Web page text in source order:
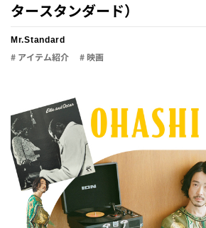
タースタンダード）
Mr.Standard
# アイテム紹介 # 映画